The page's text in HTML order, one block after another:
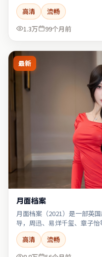
高清
流畅
1.3万
99个月前
最新
月面档案
月面档案（2021）是一部英
导，周迅、易烊千玺、章子怡
高清
流畅